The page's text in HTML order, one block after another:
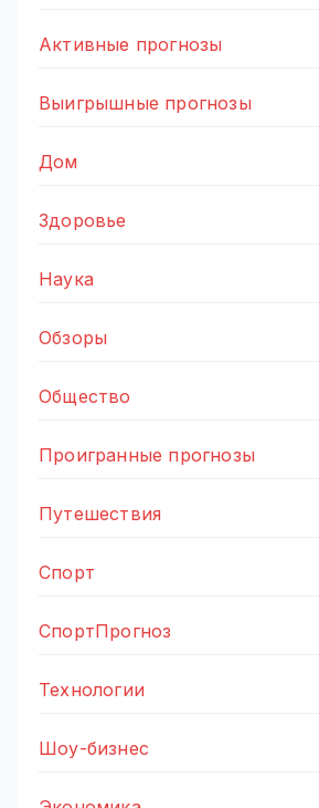
Активные прогнозы
Выигрышные прогнозы
Дом
Здоровье
Наука
Обзоры
Общество
Проигранные прогнозы
Путешествия
Спорт
СпортПрогноз
Технологии
Шоу-бизнес